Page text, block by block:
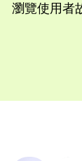
瀏覽使用者